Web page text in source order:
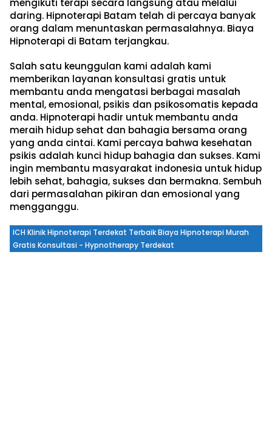
mengikuti terapi secara langsung atau melalui
daring. Hipnoterapi Batam telah di percaya banyak
orang dalam menuntaskan permasalahnya. Biaya
Hipnoterapi di Batam terjangkau.
Salah satu keunggulan kami adalah kami
memberikan layanan konsultasi gratis untuk
membantu anda mengatasi berbagai masalah
mental, emosional, psikis dan psikosomatis kepada
anda. Hipnoterapi hadir untuk membantu anda
meraih hidup sehat dan bahagia bersama orang
yang anda cintai. Kami percaya bahwa kesehatan
psikis adalah kunci hidup bahagia dan sukses. Kami
ingin membantu masyarakat indonesia untuk hidup
lebih sehat, bahagia, sukses dan bermakna. Sembuh
dari permasalahan pikiran dan emosional yang
mengganggu.
ICH Klinik Hipnoterapi Terdekat Terbaik Biaya Hipnoterapi Murah
Gratis Konsultasi - Hypnotherapy Terdekat